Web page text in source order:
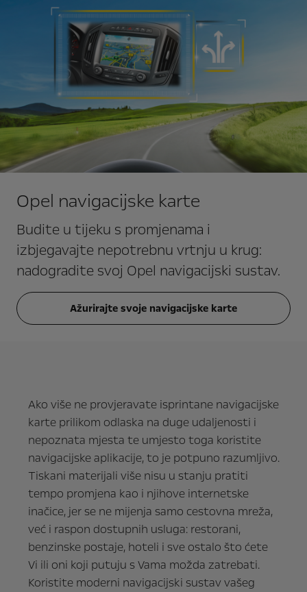
Opel navigacijske karte
Budite u tijeku s promjenama i
izbjegavajte nepotrebnu vrtnju u krug:
nadogradite svoj Opel navigacijski sustav.
Ažurirajte svoje navigacijske karte
Ako više ne provjeravate isprintane navigacijske
karte prilikom odlaska na duge udaljenosti i
nepoznata mjesta te umjesto toga koristite
navigacijske aplikacije, to je potpuno razumljivo.
Tiskani materijali više nisu u stanju pratiti
tempo promjena kao i njihove internetske
inačice, jer se ne mijenja samo cestovna mreža,
već i raspon dostupnih usluga: restorani,
benzinske postaje, hoteli i sve ostalo što ćete
Vi ili oni koji putuju s Vama možda zatrebati.
Koristite moderni navigacijski sustav vašeg